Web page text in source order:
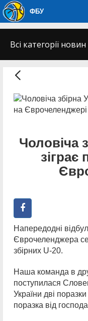
ФБУ
Всі категорії новин
Чоловіча
зіграє
Напередодні
Єврочеленджера
збірних U-20.
Наша команда в
поступилася
України дві
поразка від